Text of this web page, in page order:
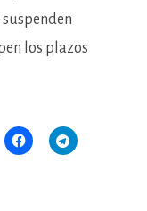
suspenden
los plazos